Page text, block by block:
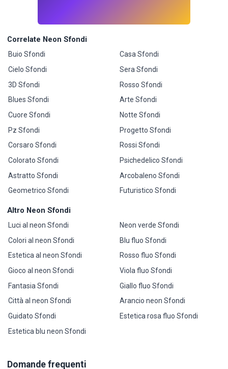
Correlate Neon Sfondi
Buio Sfondi
Cielo Sfondi
3D Sfondi
Blues Sfondi
Cuore Sfondi
Pz Sfondi
Corsaro Sfondi
Colorato Sfondi
Astratto Sfondi
Geometrico Sfondi
Casa Sfondi
Sera Sfondi
Rosso Sfondi
Arte Sfondi
Notte Sfondi
Progetto Sfondi
Rossi Sfondi
Psichedelico Sfondi
Arcobaleno Sfondi
Futuristico Sfondi
Altro Neon Sfondi
Luci al neon Sfondi
Colori al neon Sfondi
Estetica al neon Sfondi
Gioco al neon Sfondi
Fantasia Sfondi
Città al neon Sfondi
Guidato Sfondi
Estetica blu neon Sfondi
Neon verde Sfondi
Blu fluo Sfondi
Rosso fluo Sfondi
Viola fluo Sfondi
Giallo fluo Sfondi
Arancio neon Sfondi
Estetica rosa fluo Sfondi
Domande frequenti